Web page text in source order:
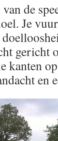
de
Je
gericht
kanten
en